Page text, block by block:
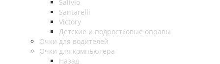
Salivio
Santarelli
Victory
Детские и подростковые оправы
Очки для водителей
Очки для компьютера
Назад